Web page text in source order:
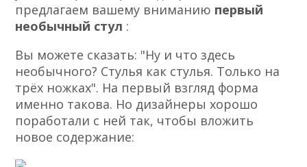
предлагаем вашему вниманию первый
необычный стул :
Вы можете сказать: "Ну и что здесь
необычного? Стулья как стулья. Только на
трёх ножках". На первый взгляд форма
именно такова. Но дизайнеры хорошо
поработали с ней так, чтобы вложить
новое содержание: